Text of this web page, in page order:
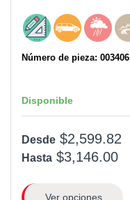
Número de pieza:
Disponible
Desde $2,599.82
Hasta $3,146.00
Ver opciones